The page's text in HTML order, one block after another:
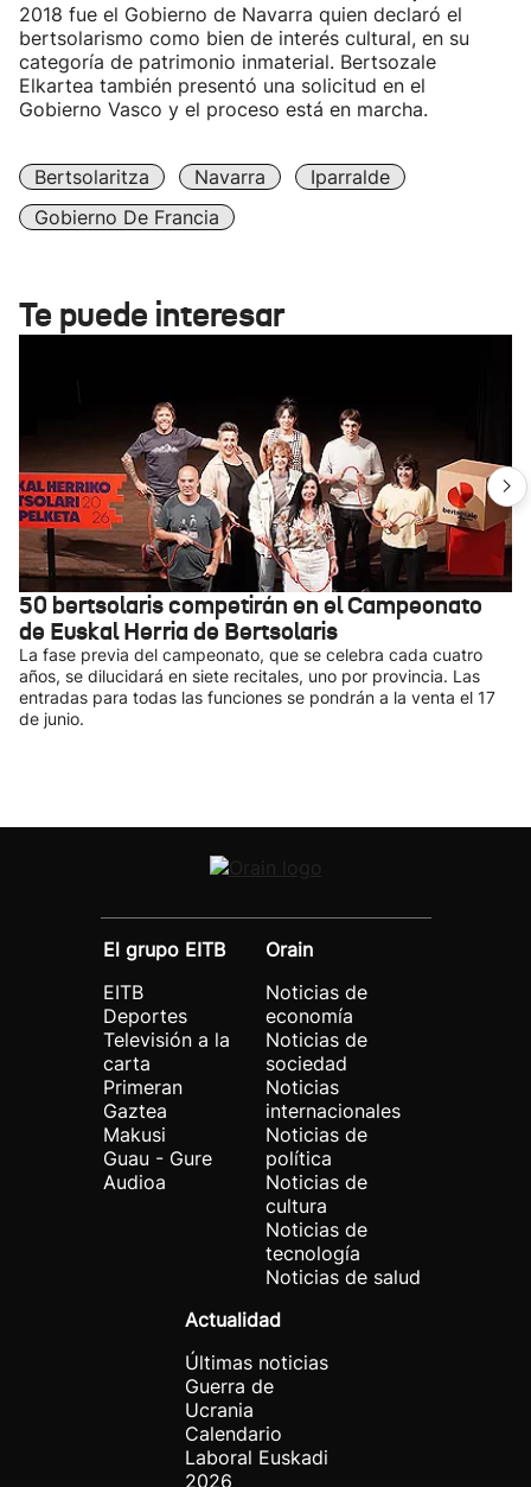
2018 fue el Gobierno de Navarra quien declaró el
bertsolarismo como bien de interés cultural, en su
categoría de patrimonio inmaterial. Bertsozale
Elkartea también presentó una solicitud en el
Gobierno Vasco y el proceso está en marcha.
Bertsolaritza Navarra
Iparralde
Gobierno De Francia
Te puede interesar
50 bertsolaris competirán en el Campeonato
de Euskal Herria de Bertsolaris
La fase previa del campeonato, que se celebra cada cuatro
años, se dilucidará en siete recitales, uno por provincia. Las
entradas para todas las funciones se pondrán a la venta el 17
de junio.
El grupo EITB
EITB
Deportes
Televisión a la
carta
Primeran
Gaztea
Makusi
Guau - Gure
Audioa
Orain
Noticias de
economía
Noticias de
sociedad
Noticias
internacionales
Noticias de
política
Noticias de
cultura
Noticias de
tecnología
Noticias de salud
Actualidad
Últimas noticias
Guerra de
Ucrania
Calendario
Laboral Euskadi
2026